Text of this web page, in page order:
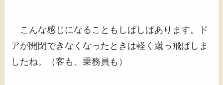
こんな感じになることもしばしばあります。ド
アが開閉できなくなったときは軽く蹴っ飛ばしま
したね。（客も、乗務員も）